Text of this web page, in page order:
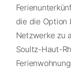
die die Option
Netzwerke zu
Soultz-Haut-